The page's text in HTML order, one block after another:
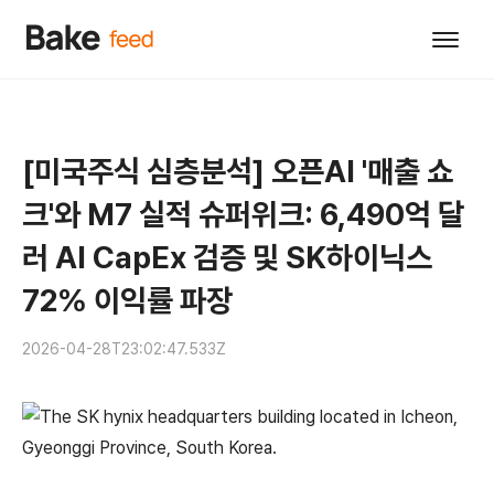
[미국주식 심층분석] 오픈AI '매출 쇼
크'와 M7 실적 슈퍼위크: 6,490억 달
러 AI CapEx 검증 및 SK하이닉스
72% 이익률 파장
2026-04-28T23:02:47.533Z